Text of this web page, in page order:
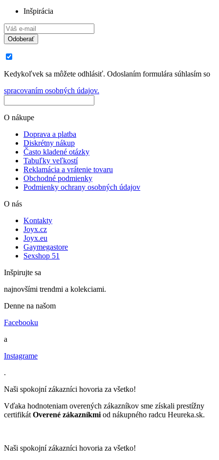
Inšpirácia
Odoberať
Kedykoľvek sa môžete odhlásiť. Odoslaním formulára súhlasím so
spracovaním osobných údajov.
O nákupe
Doprava a platba
Diskrétny nákup
Často kladené otázky
Tabuľky veľkostí
Reklamácia a vrátenie tovaru
Obchodné podmienky
Podmienky ochrany osobných údajov
O nás
Kontakty
Joyx.cz
Joyx.eu
Gaymegastore
Sexshop 51
Inšpirujte sa
najnovšími trendmi a kolekciami.
Denne na našom
Facebooku
a
Instagrame
.
Naši spokojní zákazníci hovoria za všetko!
Vďaka hodnoteniam overených zákazníkov sme získali prestížny
certifikát Overené zákazníkmi od nákupného radcu Heureka.sk.
Naši spokojní zákazníci hovoria za všetko!